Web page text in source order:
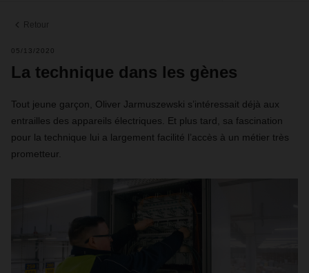
Retour
05/13/2020
La technique dans les gènes
Tout jeune garçon, Oliver Jarmuszewski s’intéressait déjà aux
entrailles des appareils électriques. Et plus tard, sa fascination
pour la technique lui a largement facilité l’accès à un métier très
prometteur.